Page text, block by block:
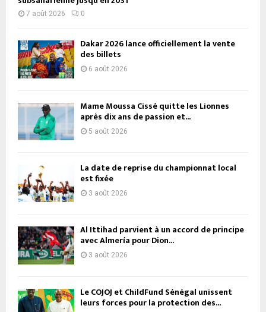
7 août 2026 0
Dakar 2026 lance officiellement la vente
des billets
6 août 2026
Mame Moussa Cissé quitte les Lionnes
après dix ans de passion et...
5 août 2026
La date de reprise du championnat local
est fixée
3 août 2026
Al Ittihad parvient à un accord de principe
avec Almería pour Dion...
3 août 2026
Le COJOJ et ChildFund Sénégal unissent
leurs forces pour la protection des...